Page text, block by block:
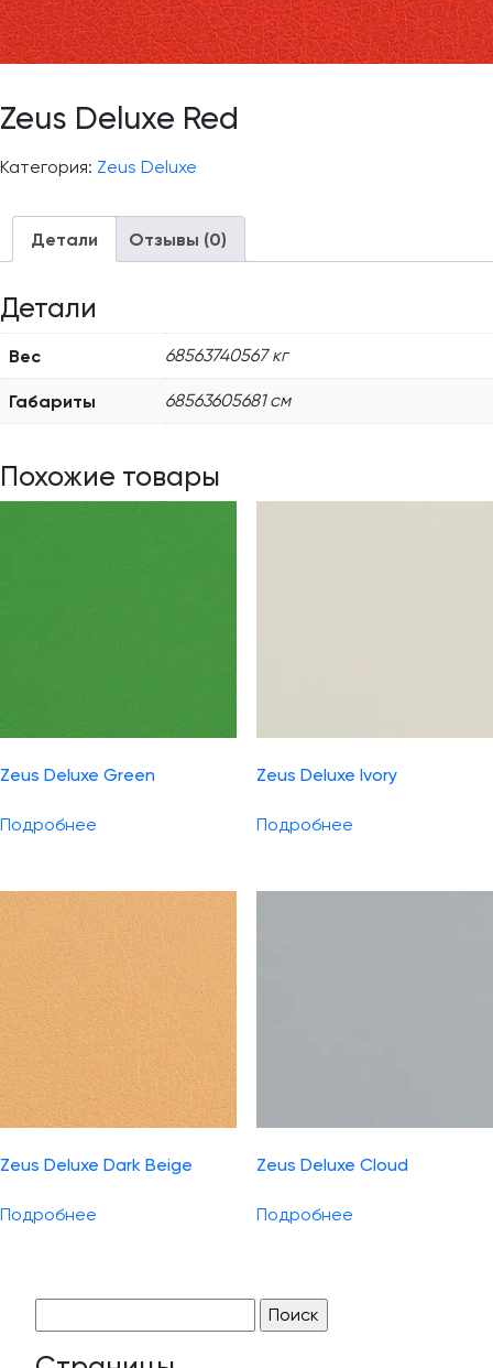
Zeus Deluxe Red
Категория: Zeus Deluxe
Детали Отзывы (0)
Детали
Вес 68563740567 кг
Габариты 68563605681 см
Похожие товары
Zeus Deluxe Green
Подробнее
Zeus Deluxe Ivory
Подробнее
Zeus Deluxe Dark Beige
Подробнее
Zeus Deluxe Cloud
Подробнее